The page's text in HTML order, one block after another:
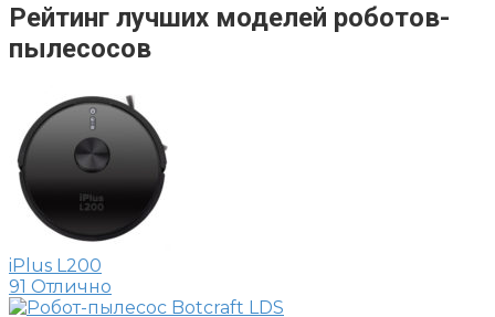
Рейтинг лучших моделей роботов-
пылесосов
iPlus L200
91 Отлично